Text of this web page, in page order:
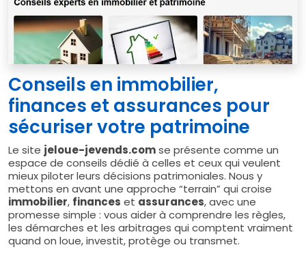
Conseils en immobilier,
finances et assurances pour
sécuriser votre patrimoine
Le site jeloue-jevends.comse présente comme un
espace de conseils dédié à celles et ceux qui veulent
mieux piloter leurs décisions patrimoniales. Nous y
mettons en avant une approche “terrain” qui croise
immobilier, finances et assurances, avec une
promesse simple : vous aider à comprendre les règles,
les démarches et les arbitrages qui comptent vraiment
quand on loue, investit, protège ou transmet.